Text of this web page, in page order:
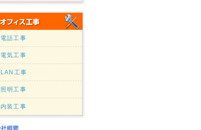
電話工事
電気工事
LAN工事
照明工事
内装工事